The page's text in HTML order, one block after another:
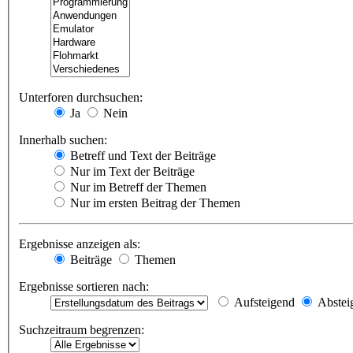
Unterforen durchsuchen:
Ja
Nein
Innerhalb suchen:
Betreff und Text der Beiträge
Nur im Text der Beiträge
Nur im Betreff der Themen
Nur im ersten Beitrag der Themen
Ergebnisse anzeigen als:
Beiträge
Themen
Ergebnisse sortieren nach:
Aufsteigend
Suchzeitraum begrenzen: